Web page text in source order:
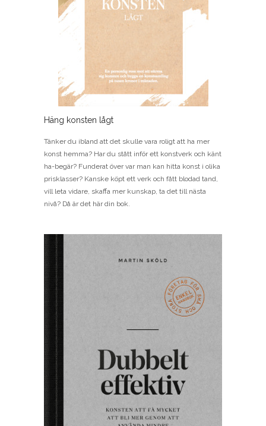
Häng konsten lågt
Tänker du ibland att det skulle vara roligt att ha mer
konst hemma? Har du stått inför ett konstverk och känt
ha-begär? Funderat över var man kan hitta konst i olika
prisklasser? Kanske köpt ett verk och fått blodad tand,
vill leta vidare, skaffa mer kunskap, ta det till nästa
nivå? Då är det här din bok.